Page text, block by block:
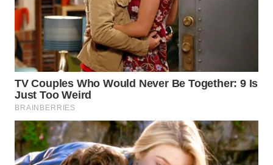
KARAWANG
WN
BEKASI
WN
BOGOR
WN
DEPOK